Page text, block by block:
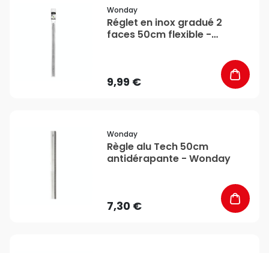
Wonday
Réglet en inox gradué 2
faces 50cm flexible -
9,99 €
Wonday
Règle alu Tech 50cm
antidérapante - Wonday
7,30 €